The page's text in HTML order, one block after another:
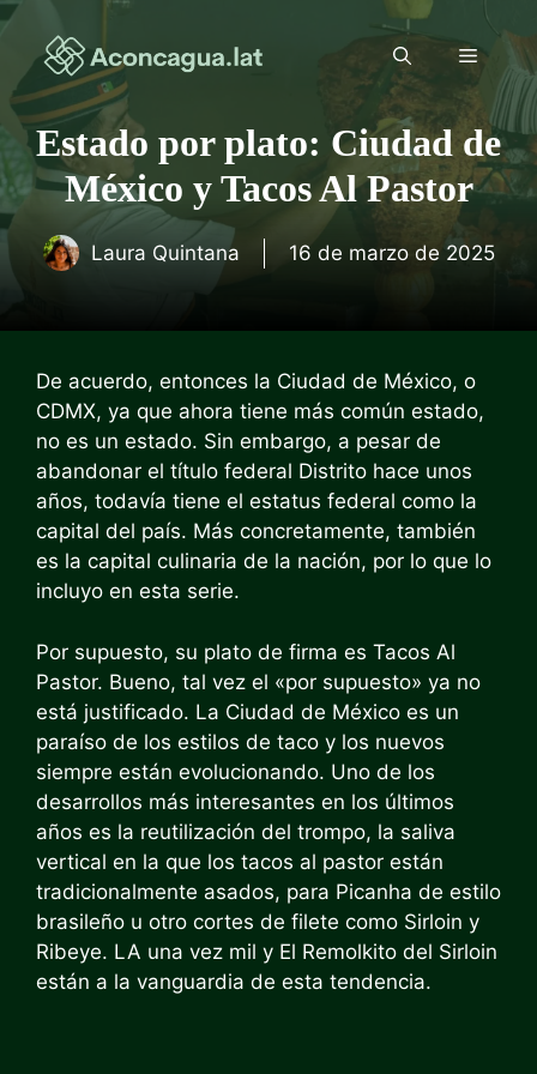
Saltar
contenido
Menú
Estado por plato: Ciudad de
México y Tacos Al Pastor
Laura Quintana 16 de marzo de 2025
De acuerdo, entonces la Ciudad de México, o
CDMX, ya que ahora tiene más común estado,
no es un estado. Sin embargo, a pesar de
abandonar el título federal Distrito hace unos
años, todavía tiene el estatus federal como la
capital del país. Más concretamente, también
es la capital culinaria de la nación, por lo que lo
incluyo en esta serie.
Por supuesto, su plato de firma es Tacos Al
Pastor. Bueno, tal vez el «por supuesto» ya no
está justificado. La Ciudad de México es un
paraíso de los estilos de taco y los nuevos
siempre están evolucionando. Uno de los
desarrollos más interesantes en los últimos
años es la reutilización del trompo, la saliva
vertical en la que los tacos al pastor están
tradicionalmente asados, para Picanha de estilo
brasileño u otro cortes de filete como Sirloin y
Ribeye. LA una vez mil y El Remolkito del Sirloin
están a la vanguardia de esta tendencia.